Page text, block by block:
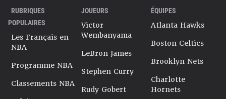
RUBRIQUES
POPULAIRES
Les Français en
NBA
Programme NBA
Classements NBA
JOUEURS
Victor
Wembanyama
LeBron James
Stephen Curry
Rudy Gobert
ÉQUIPES
Atlanta Hawks
Boston Celtics
Brooklyn Nets
Charlotte
Hornets